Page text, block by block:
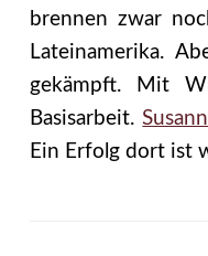
brennen zwar
Lateinamerika.
gekämpft. Mit
Basisarbeit.
Ein Erfolg dort ist